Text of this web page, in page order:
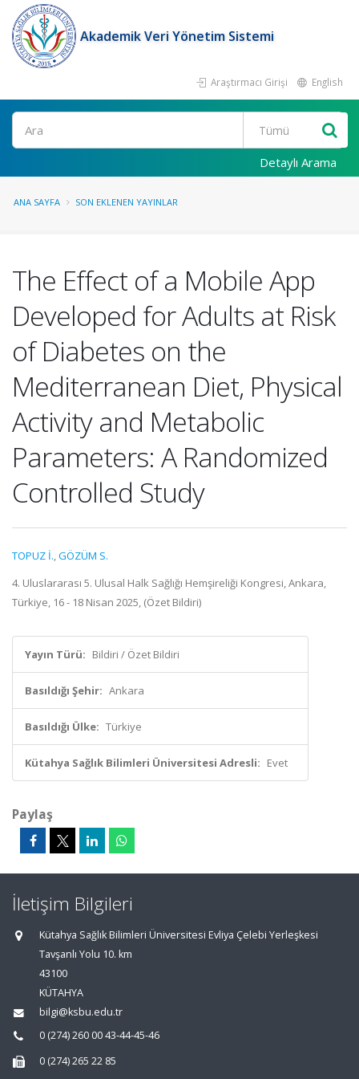
Akademik Veri Yönetim Sistemi
Araştırmacı Girişi English
Ara
Detaylı Arama
ANA SAYFA SON EKLENEN YAYINLAR
The Effect of a Mobile App
Developed for Adults at Risk
of Diabetes on the
Mediterranean Diet, Physical
Activity and Metabolic
Parameters: A Randomized
Controlled Study
TOPUZ İ.,GÖZÜM S.
4. Uluslararası 5. Ulusal Halk Sağlığı Hemşireliği Kongresi, Ankara,
Türkiye, 16 - 18 Nisan 2025, (Özet Bildiri)
Yayın Türü: Bildiri / Özet Bildiri
Basıldığı Şehir: Ankara
Basıldığı Ülke: Türkiye
Kütahya Sağlık Bilimleri Üniversitesi Adresli: Evet
Paylaş
İletişim Bilgileri
Kütahya Sağlık Bilimleri Üniversitesi Evliya Çelebi Yerleşkesi
Tavşanlı Yolu 10. km
43100
KÜTAHYA
bilgi@ksbu.edu.tr
0 (274) 260 00 43-44-45-46
0 (274) 265 22 85